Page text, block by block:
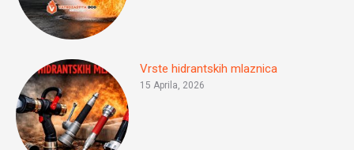
Vrste hidrantskih mlaznica
15 Aprila, 2026